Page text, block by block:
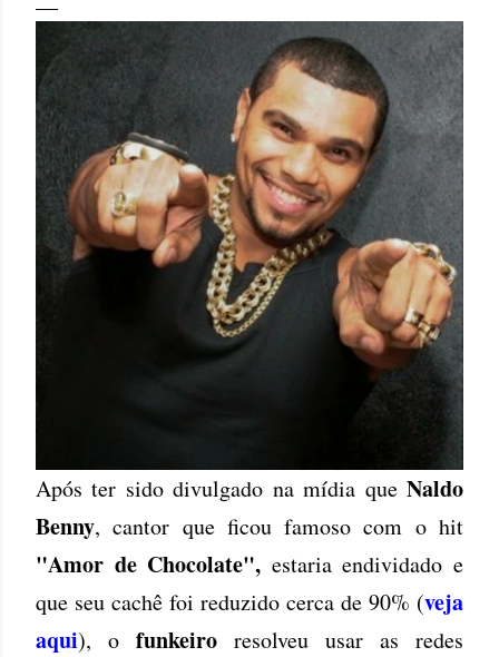
Após ter sido divulgado na mídia que Naldo
Benny, cantor que ficou famoso com o hit
"Amor de Chocolate", estaria endividado e
que seu cachê foi reduzido cerca de 90% (veja
aqui), o funkeiro resolveu usar as redes